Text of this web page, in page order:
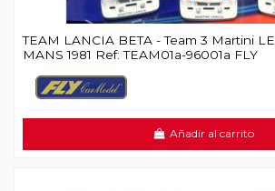
TEAM LANCIA BETA - Team 3 Martini LE
MANS 1981 Ref: TEAM01a-96001a FLY
Añadir al carrito